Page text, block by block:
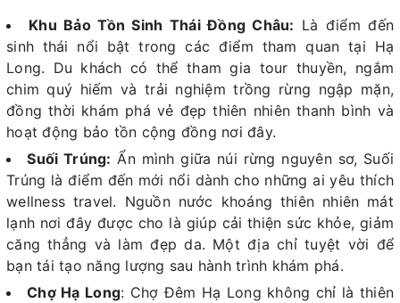
Khu Bảo Tồn Sinh Thái Đồng Châu: Là điểm đến
sinh thái nổi bật trong các điểm tham quan tại Hạ
Long. Du khách có thể tham gia tour thuyền, ngắm
chim quý hiếm và trải nghiệm trồng rừng ngập mặn,
đồng thời khám phá vẻ đẹp thiên nhiên thanh bình và
hoạt động bảo tồn cộng đồng nơi đây.
Suối Trúng: Ẩn mình giữa núi rừng nguyên sơ, Suối
Trúng là điểm đến mới nổi dành cho những ai yêu thích
wellness travel. Nguồn nước khoáng thiên nhiên mát
lạnh nơi đây được cho là giúp cải thiện sức khỏe, giảm
căng thẳng và làm đẹp da. Một địa chỉ tuyệt vời để
bạn tái tạo năng lượng sau hành trình khám phá.
Chợ Hạ Long: Chợ Đêm Hạ Long không chỉ là thiên